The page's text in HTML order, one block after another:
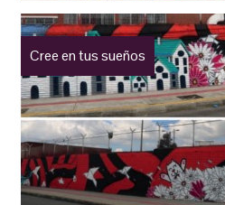
Cree en tus sueños